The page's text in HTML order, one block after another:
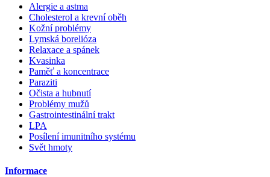
Alergie a astma
Cholesterol a krevní oběh
Kožní problémy
Lymská borelióza
Relaxace a spánek
Kvasinka
Paměť a koncentrace
Paraziti
Očista a hubnutí
Problémy mužů
Gastrointestinální trakt
LPA
Posílení imunitního systému
Svět hmoty
Informace